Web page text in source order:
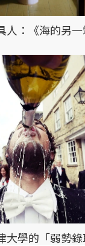
人：《海的另
大學的「弱勢